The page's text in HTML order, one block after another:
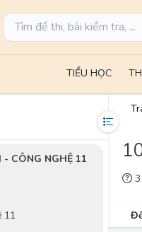
TIỂU HỌC
- CÔNG NGHỆ 11
11